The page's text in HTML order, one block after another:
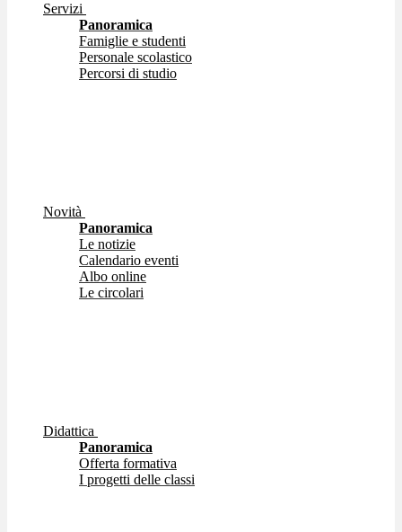
Servizi
Panoramica
Famiglie e studenti
Personale scolastico
Percorsi di studio
Novità
Panoramica
Le notizie
Calendario eventi
Albo online
Le circolari
Didattica
Panoramica
Offerta formativa
I progetti delle classi